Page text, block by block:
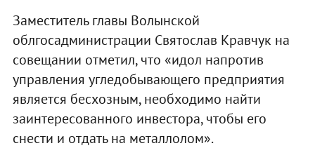
Заместитель главы Волынской
облгосадминистрации Святослав Кравчук на
совещании отметил, что «идол напротив
управления угледобывающего предприятия
является бесхозным, необходимо найти
заинтересованного инвестора, чтобы его
снести и отдать на металлолом».